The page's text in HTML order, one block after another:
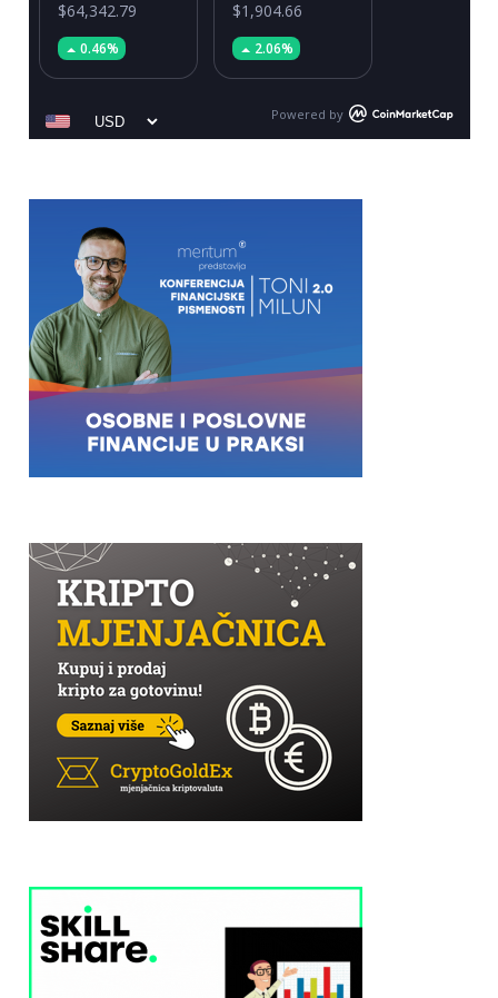
$64,342.79
0.46%
$1,904.66
2.06%
Powered by